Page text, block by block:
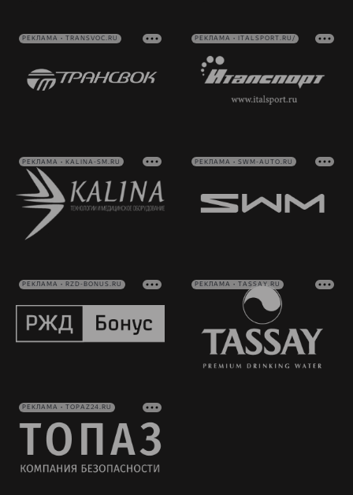
РЕКЛАМА • TRANSVOC.RU РЕКЛАМА • ITALSPORT.RU/
РЕКЛАМА • KALINA-SM.RU РЕКЛАМА • SWM-AUTO.RU
РЕКЛАМА • RZD-BONUS.RU РЕКЛАМА • TASSAY.RU
РЕКЛАМА • TOPAZ24.RU